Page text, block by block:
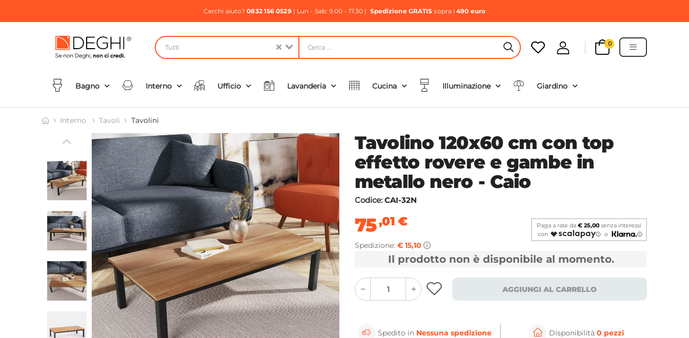
Cerchi aiuto?0832 156 0529| Lun - Sab: 9.00 - 17.30 | Spedizione GRATIS sopra i490 euro
Tutti HEADER SEARCH BUTTON
0
Bagno Interno Ufficio Lavanderia Cucina Illuminazione Giardino
Interno Tavoli Tavolini
Tavolino 120x60 cm con top
effetto rovere e gambe in
metallo nero - Caio
Codice: CAI-32N
75,01 €
Spedizione: € 15,10
Paga a rate da€ 25,00 senza interessi
con
o
Il prodotto non è disponibile al momento.
quantity
button
quantity
minus
button
AGGIUNGI AL CARRELLO
Spedito in Nessuna spedizione Disponibilità 0 pezzi